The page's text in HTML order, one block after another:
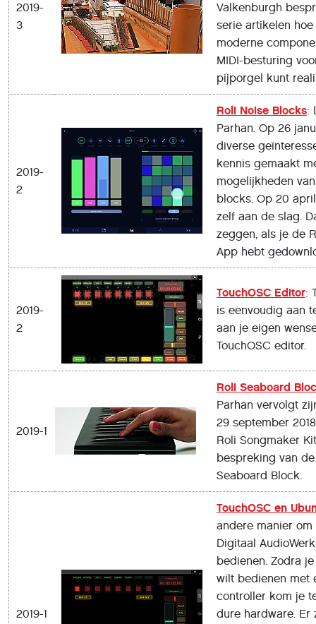
2019-
3
Valkenburgh
serie artikelen
moderne
MIDI-besturing
pijporgel kunt
2019-
2
Roli Noise Blocks:
Parhan. Op 26
diverse
kennis gemaakt
mogelijkheden
blocks. Op 20
zelf aan de slag.
zeggen, als je de
App hebt
2019-
2
TouchOSC Editor:
is eenvoudig aan
aan je eigen
TouchOSC editor.
2019-1
Roli Seaboard
Parhan vervolgt
29 september
Roli Songmaker
bespreking van
Seaboard Block.
2019-1
TouchOSC en
andere manier om
Digitaal
bedienen. Zodra je
wilt bedienen met
controller kom je
dure hardware. Er